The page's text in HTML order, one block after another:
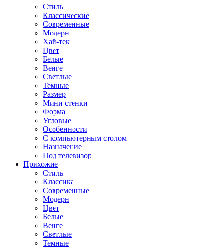
Стиль
Классические
Современные
Модерн
Хай-тек
Цвет
Белые
Венге
Светлые
Темные
Размер
Мини стенки
Форма
Угловые
Особенности
С компьютерным столом
Назначение
Под телевизор
Прихожие
Стиль
Классика
Современные
Модерн
Цвет
Белые
Венге
Светлые
Темные